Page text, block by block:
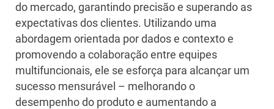
do mercado, garantindo precisão e superando as
expectativas dos clientes. Utilizando uma
abordagem orientada por dados e contexto e
promovendo a colaboração entre equipes
multifuncionais, ele se esforça para alcançar um
sucesso mensurável – melhorando o
desempenho do produto e aumentando a